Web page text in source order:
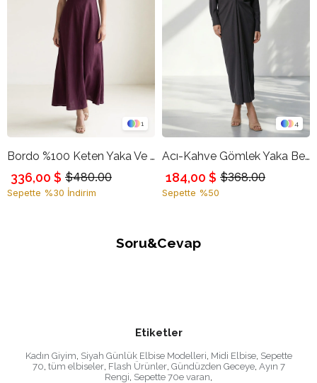
1
Bordo %100 Keten Yaka Ve Bel Detaylı Rahat Kesim Elbise
$480.00
336,00 $
Sepette %30 İndirim
4
Acı-Kahve Gömlek Yaka Belden Detaylı Uzun Kollu Rahat Kesim Elbise
$368.00
184,00 $
Sepette %50
Soru&Cevap
Etiketler
Kadın Giyim Siyah Günlük Elbise Modelleri Midi Elbise, Sepette
70 tüm elbiseler, Flash Ürünler, Gündüzden Geceye, Ayın 7
Rengi Sepette 70e varan